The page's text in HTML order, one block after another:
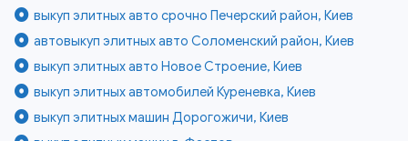
выкуп элитных авто срочно Печерский район, Киев
автовыкуп элитных авто Соломенский район, Киев
выкуп элитных авто Новое Строение, Киев
выкуп элитных автомобилей Куреневка, Киев
выкуп элитных машин Дорогожичи, Киев